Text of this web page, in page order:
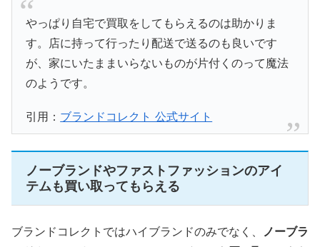
やっぱり自宅で買取をしてもらえるのは助かりま
す。店に持って行ったり配送で送るのも良いです
が、家にいたままいらないものが片付くのって魔法
のようです。
引用： ブランドコレクト 公式サイト
ノーブランドやファストファッションのアイ
テムも買い取ってもらえる
ブランドコレクトではハイブランドのみでなく、
ノーブラ